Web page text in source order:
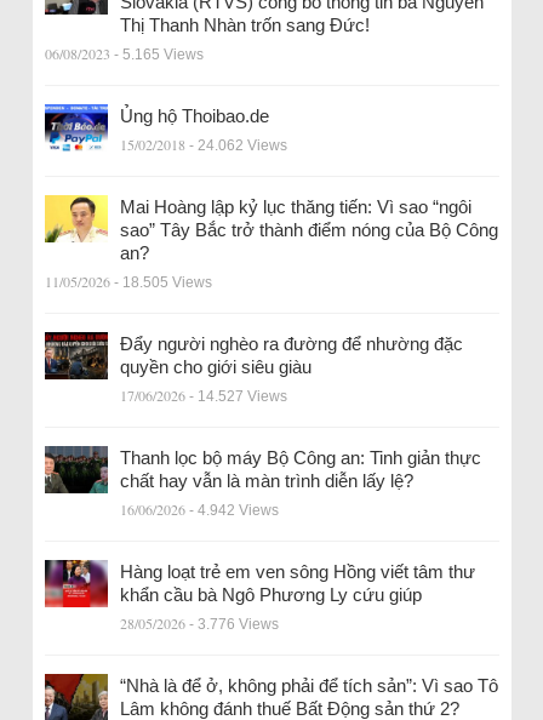
Thị Thanh Nhàn trốn sang Đức!
06/08/2023 - 5.165 Views
Ủng hộ Thoibao.de
15/02/2018 - 24.062 Views
Mai Hoàng lập kỷ lục thăng tiến: Vì sao “ngôi
sao” Tây Bắc trở thành điểm nóng của Bộ Công
an?
11/05/2026 - 18.505 Views
Đẩy người nghèo ra đường để nhường đặc
quyền cho giới siêu giàu
17/06/2026 - 14.527 Views
Thanh lọc bộ máy Bộ Công an: Tinh giản thực
chất hay vẫn là màn trình diễn lấy lệ?
16/06/2026 - 4.942 Views
Hàng loạt trẻ em ven sông Hồng viết tâm thư
khẩn cầu bà Ngô Phương Ly cứu giúp
28/05/2026 - 3.776 Views
“Nhà là để ở, không phải để tích sản”: Vì sao Tô
Lâm không đánh thuế Bất Động sản thứ 2?